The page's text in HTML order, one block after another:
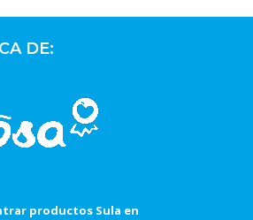
DE:
productos Sula en